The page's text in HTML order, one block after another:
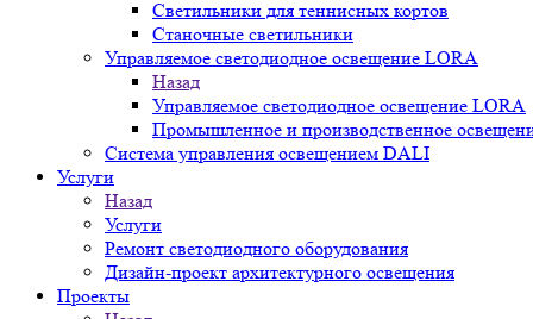
Светильники для теннисных кортов
Станочные светильники
Управляемое светодиодное освещение LORA
Назад
Управляемое светодиодное освещение LORA
Промышленное и производственное
Система управления освещением DALI
Услуги
Назад
Услуги
Ремонт светодиодного оборудования
Дизайн-проект архитектурного освещения
Проекты